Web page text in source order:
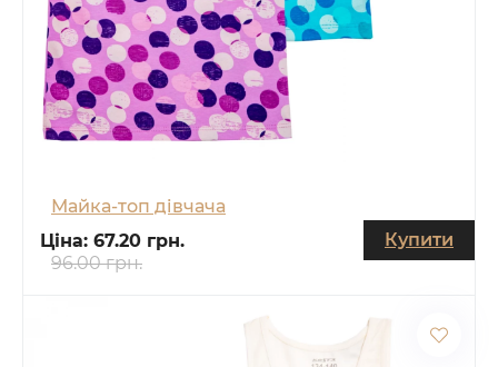
Майка-топ дівчача
Ціна: 67.20 грн.
96.00 грн.
Купити